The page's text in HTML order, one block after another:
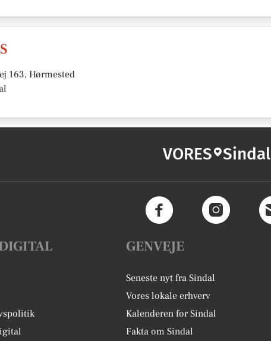
163, Hørmested
VORES Sindal
GENVEJE
Seneste nyt fra Sindal
Vores lokale erhverv
Kalenderen for Sindal
Fakta om Sindal